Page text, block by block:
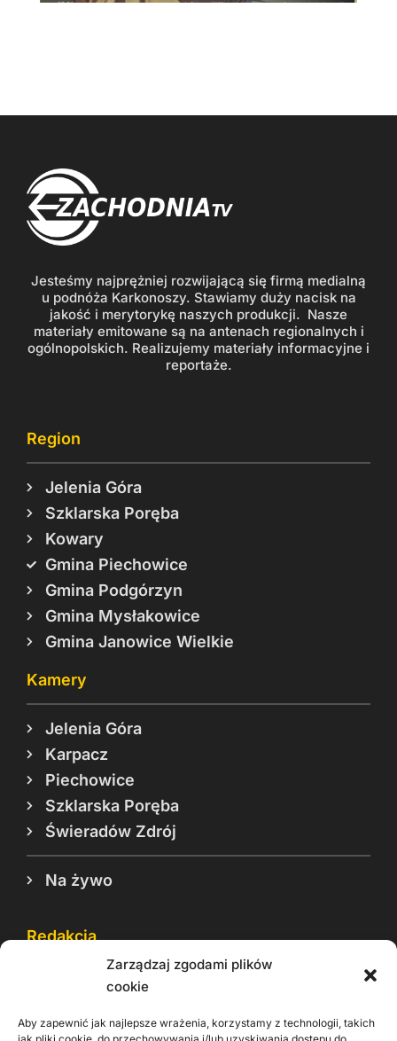
Zarządzaj zgodami plików
cookie
Aby zapewnić jak najlepsze wrażenia, korzystamy z technologii, takich
Jesteśmy najprężniej rozwijającą się firmą medialną
u podnóża Karkonoszy. Stawiamy duży nacisk na
jakość i merytorykę naszych produkcji. Nasze
materiały emitowane są na antenach regionalnych i
ogólnopolskich. Realizujemy materiały informacyjne i
reportaże.
Region
Jelenia Góra
Szklarska Poręba
Kowary
Gmina Piechowice
Gmina Podgórzyn
Gmina Mysłakowice
Gmina Janowice Wielkie
Kamery
Jelenia Góra
Karpacz
Piechowice
Szklarska Poręba
Świeradów Zdrój
Na żywo
Redakcja
Reklama
Rodo